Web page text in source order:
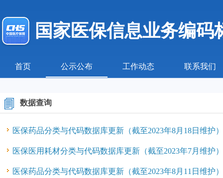
国家医保信息业务编码
首页 公示公布 工作动态 联系我们
数据查询
医保药品分类与代码数据库更新（截至2023年8月18日维护）
医保医用耗材分类与代码数据库更新（截至2023年7月维护）
医保药品分类与代码数据库更新（截至2023年8月11日维护）